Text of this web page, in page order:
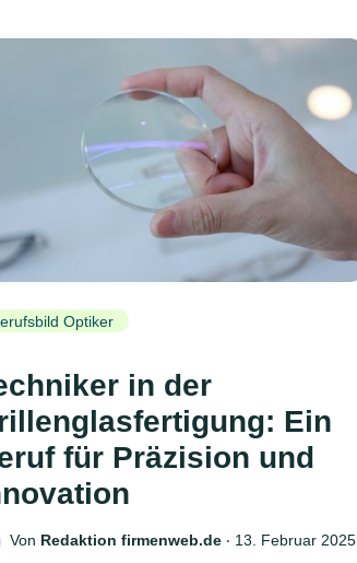
Optiker
in der
Ein
für Präzision und
Von Redaktion firmenweb.de ‧ 13. Februar 2025